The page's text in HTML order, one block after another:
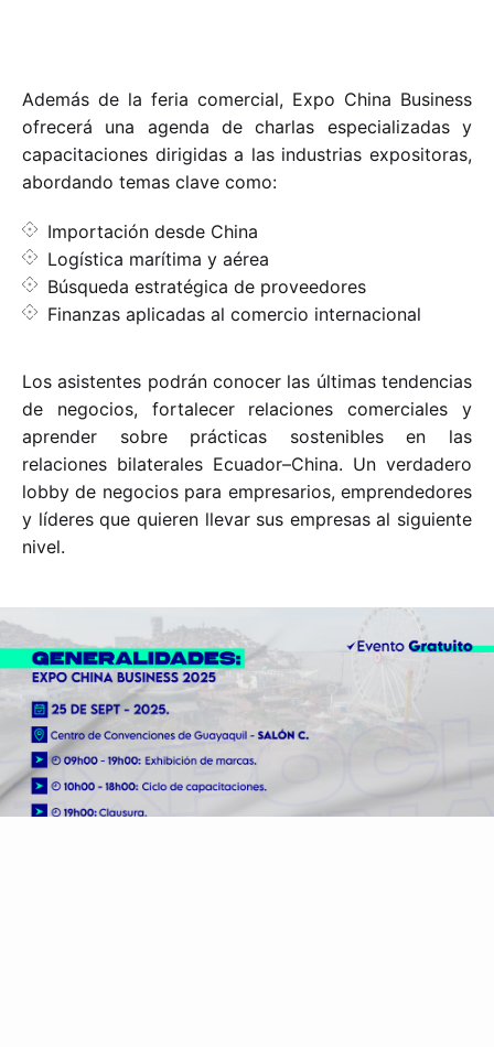
Además de la feria comercial, Expo China Business
ofrecerá una agenda de charlas especializadas y
capacitaciones dirigidas a las industrias expositoras,
abordando temas clave como:
Importación desde China
Logística marítima y aérea
Búsqueda estratégica de proveedores
Finanzas aplicadas al comercio internacional
Los asistentes podrán conocer las últimas tendencias
de negocios, fortalecer relaciones comerciales y
aprender sobre prácticas sostenibles en las
relaciones bilaterales Ecuador–China. Un verdadero
lobby de negocios para empresarios, emprendedores
y líderes que quieren llevar sus empresas al siguiente
nivel.